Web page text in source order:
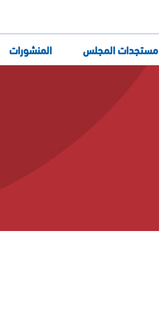
الجلسة العامة
مستجدات المجلس المنشورات